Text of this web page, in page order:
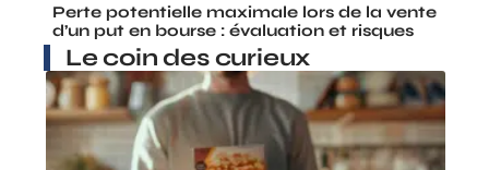
Perte potentielle maximale lors de la vente
d’un put en bourse : évaluation et risques
Le coin des curieux